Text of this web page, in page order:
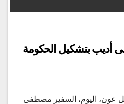
أديب بتشكيل الحكومة
عون، اليوم، السفير مصطفى